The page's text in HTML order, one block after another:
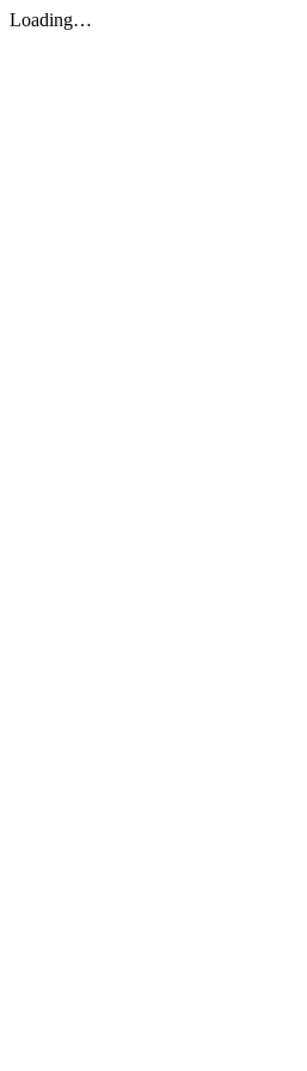
Loading…